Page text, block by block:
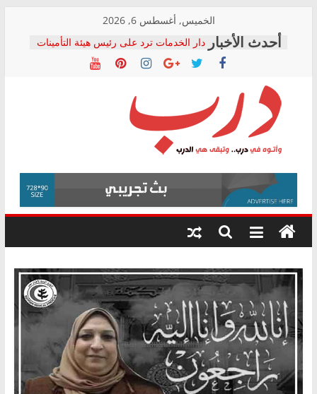
content
الخميس, أغسطس 6, 2026
دار الخدمات ترد على رئيس هيئة التأمينات
بعد مؤتمره الصحفي: إنكار الأزمة لا ينهي
معاناة أصحاب المعاشات.. ونطالب بكشف
فرحات سليمان يكتب: القطاع الصحي إلى
أين؟
حزب التحالف الشعبي يطلق لجنة “الحق
في الصحة” بالإسكندرية لرصد الانتهاكات
ودعم المرضى
الوزاري لمدينة الصحفيين.. وانتهاء أعمال
إنشاء المبنى الإداري
المجلس القومي لحقوق الإنسان يعلن
متابعة قضية الدكتور محمد زهران.. ويؤكد:
قرينة البراءة وضمانات المحاكمة العادلة
درب
وأتوه
درب..
وتبقى
هي